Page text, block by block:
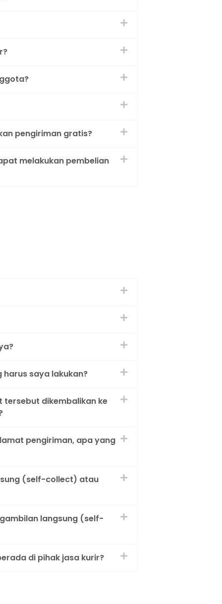
pengiriman gratis?
melakukan pembelian
saya lakukan?
tersebut dikembalikan ke
pengiriman, apa yang
(self-collect) atau
langsung (self-
di pihak jasa kurir?